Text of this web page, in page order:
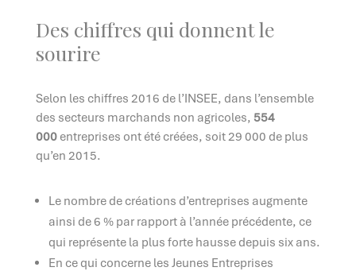
Des chiffres qui donnent le
sourire
Selon les chiffres 2016 de l’INSEE, dans l’ensemble
des secteurs marchands non agricoles, 554
000entreprises ont été créées, soit 29 000 de plus
qu’en 2015.
Le nombre de créations d’entreprises augmente
ainsi de 6 % par rapport à l’année précédente, ce
qui représente la plus forte hausse depuis six ans.
En ce qui concerne les Jeunes Entreprises